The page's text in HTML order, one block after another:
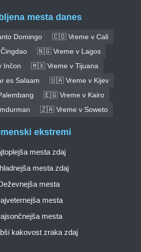
mesta danes
Domingo
🇨🇴 Vreme v Cali
🇳🇬 Vreme v Lagos
🇲🇽 Vreme v Tijuana
es Salaam
🇺🇦 Vreme v Kijev
🇪🇬 Vreme v Kairo
🇿🇦 Vreme v Soweto
ekstremi
mesta zdaj
mesta zdaj
mesta
mesta
mesta
kakovost zraka zdaj